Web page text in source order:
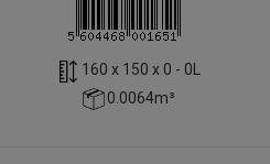
160 x 150 x 0 - 0L
0.0064m³